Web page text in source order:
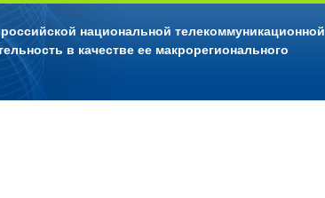
национальной телекоммуникационной
в качестве ее макрорегионального